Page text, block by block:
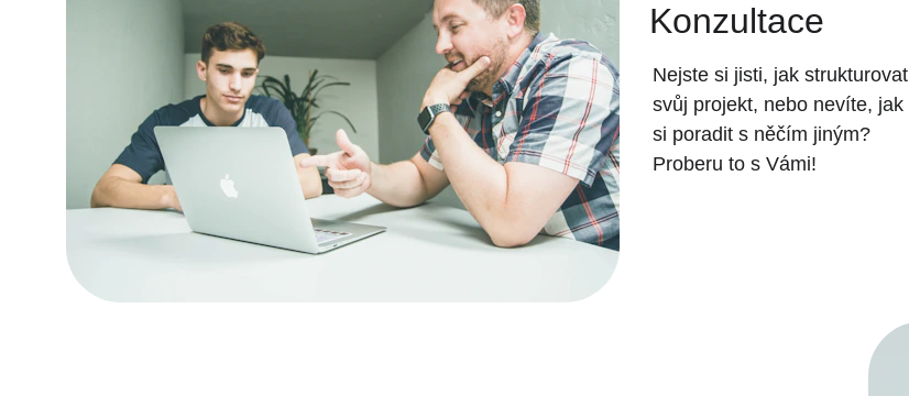
Nejste si jisti, jak strukturovat
svůj projekt, nebo nevíte, jak
si poradit s něčím jiným?
Proberu to s Vámi!
Konzultace